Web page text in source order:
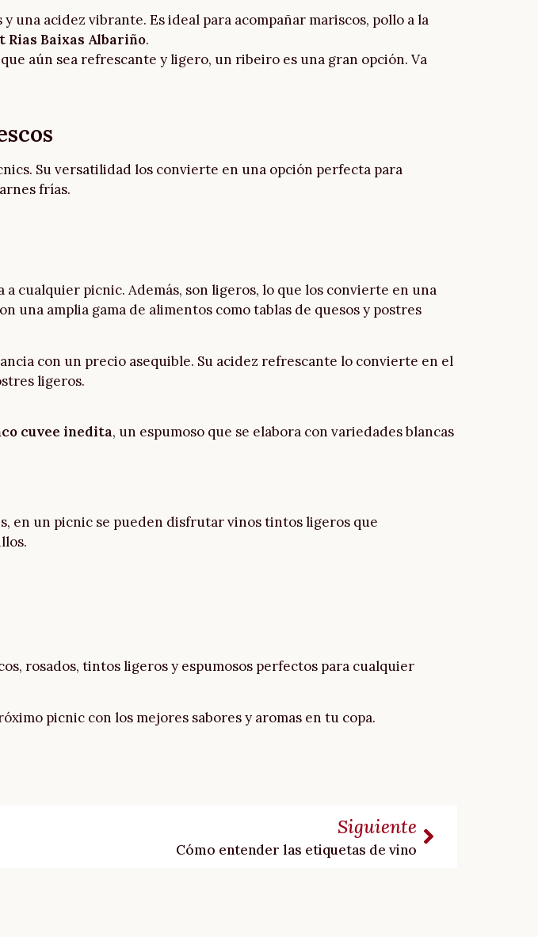
una acidez vibrante. Es ideal para acompañar mariscos, pollo a la
Rias Baixas Albariño.
aún sea refrescante y ligero, un ribeiro es una gran opción. Va
Su versatilidad los convierte en una opción perfecta para
frías.
cualquier picnic. Además, son ligeros, lo que los convierte en una
una amplia gama de alimentos como tablas de quesos y postres
con un precio asequible. Su acidez refrescante lo convierte en el
ligeros.
cuvee inedita, un espumoso que se elabora con variedades blancas
en un picnic se pueden disfrutar vinos tintos ligeros que
rosados, tintos ligeros y espumosos perfectos para cualquier
picnic con los mejores sabores y aromas en tu copa.
Siguiente
Cómo entender las etiquetas de vino